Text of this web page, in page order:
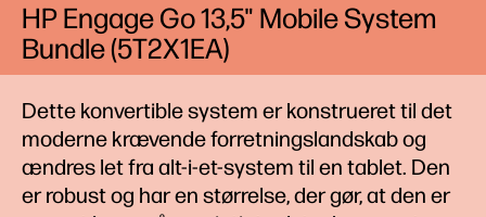
Dette konvertible system er konstrueret til det
moderne krævende forretningslandskab og
ændres let fra alt-i-et-system til en tablet. Den
er robust og har en størrelse, der gør, at den er
HP Engage Go 13,5" Mobile System
Bundle (5T2X1EA)